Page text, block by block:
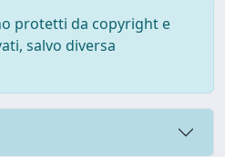
protetti da copyright e
salvo diversa